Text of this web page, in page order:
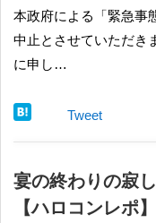
本政府による「緊急事
中止とさせていただき
に申し…
Tweet
宴の終わりの寂
【ハロコンレポ